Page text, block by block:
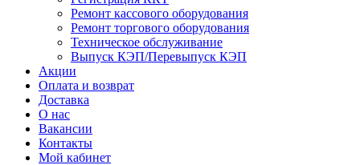
Ремонт кассового оборудования
Ремонт торгового оборудования
Техническое обслуживание
Выпуск КЭП/Перевыпуск КЭП
Акции
Оплата и возврат
Доставка
О нас
Вакансии
Контакты
Мой кабинет